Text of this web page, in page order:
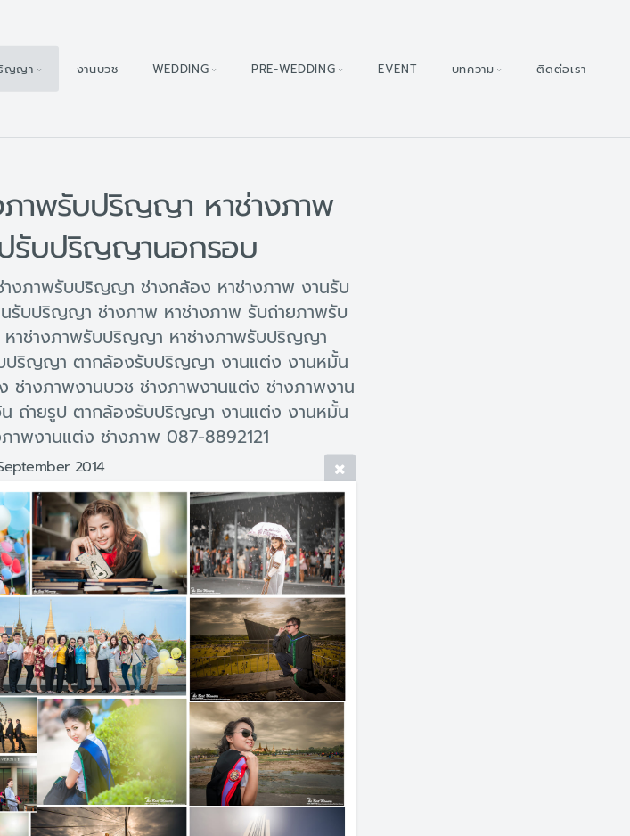
ญญา งานบวช WEDDING PRE-WEDDING EVENT บทความ ติดต่อเรา
าพรับปริญญา หาช่างภาพ
รับปริญญานอกรอบ
ภาพรับปริญญา ช่างกล้อง หาช่างภาพ งานรับ
บปริญญา ช่างภาพ หาช่างภาพ รับถ่ายภาพรับ
ช่างภาพรับปริญญา หาช่างภาพรับปริญญา
ปริญญา ตากล้องรับปริญญา งานแต่ง งานหมั้น
างภาพงานบวช ช่างภาพงานแต่ง ช่างภาพงาน
ถ่ายรูป ตากล้องรับปริญญา งานแต่ง งานหมั้น
พงานแต่ง ช่างภาพ 087-8892121
2014